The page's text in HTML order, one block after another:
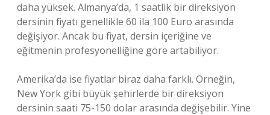
daha yüksek. Almanya’da, 1 saatlik bir direksiyon
dersinin fiyatı genellikle 60 ila 100 Euro arasında
değişiyor. Ancak bu fiyat, dersin içeriğine ve
eğitmenin profesyonelliğine göre artabiliyor.
Amerika’da ise fiyatlar biraz daha farklı. Örneğin,
New York gibi büyük şehirlerde bir direksiyon
dersinin saati 75-150 dolar arasında değişebilir. Yine